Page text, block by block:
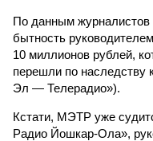
По данным журналистов
бытность
10 миллионов рублей,
перешли по
Эл — Телерадио»).
Кстати, МЭТР уже
Радио Йошкар-Ола»,